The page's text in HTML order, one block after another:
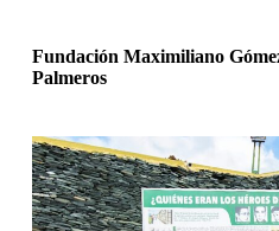
Fundación Maximiliano
Palmeros